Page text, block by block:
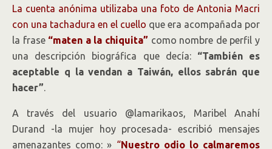
La cuenta anónima utilizaba una foto de Antonia Macri
con una tachadura en el cuello que era acompañada por
la frase“maten a la chiquita” como nombre de perfil y
una descripción biográfica que decía: “También es
aceptable q la vendan a Taiwán, ellos sabrán que
hacer”.
A través del usuario @lamarikaos, Maribel Anahí
Durand -la mujer hoy procesada- escribió mensajes
amenazantes como: » “Nuestro odio lo calmaremos